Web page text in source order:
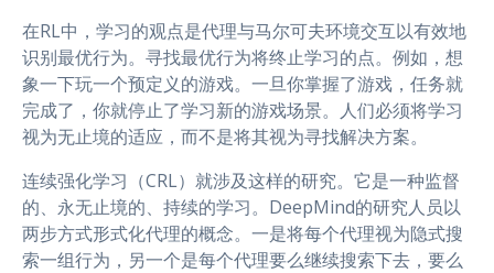
在RL中，学习的观点是代理与马尔可夫环境交互以有效地
识别最优行为。寻找最优行为将终止学习的点。例如，想
象一下玩一个预定义的游戏。一旦你掌握了游戏，任务就
完成了，你就停止了学习新的游戏场景。人们必须将学习
视为无止境的适应，而不是将其视为寻找解决方案。
连续强化学习（CRL）就涉及这样的研究。它是一种监督
的、永无止境的、持续的学习。DeepMind的研究人员以
两步方式形式化代理的概念。一是将每个代理视为隐式搜
索一组行为，另一个是每个代理要么继续搜索下去，要么